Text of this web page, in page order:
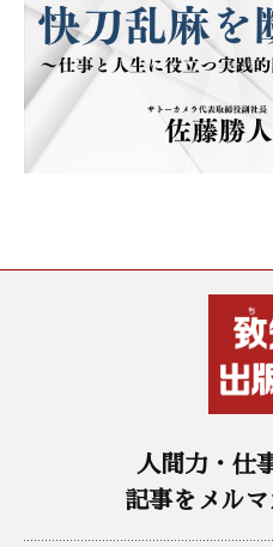
人間力・仕
記事をメル